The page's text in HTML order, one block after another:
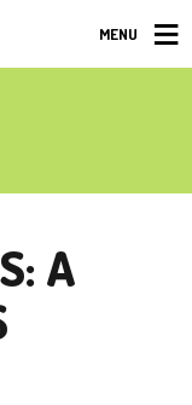
MENU
A